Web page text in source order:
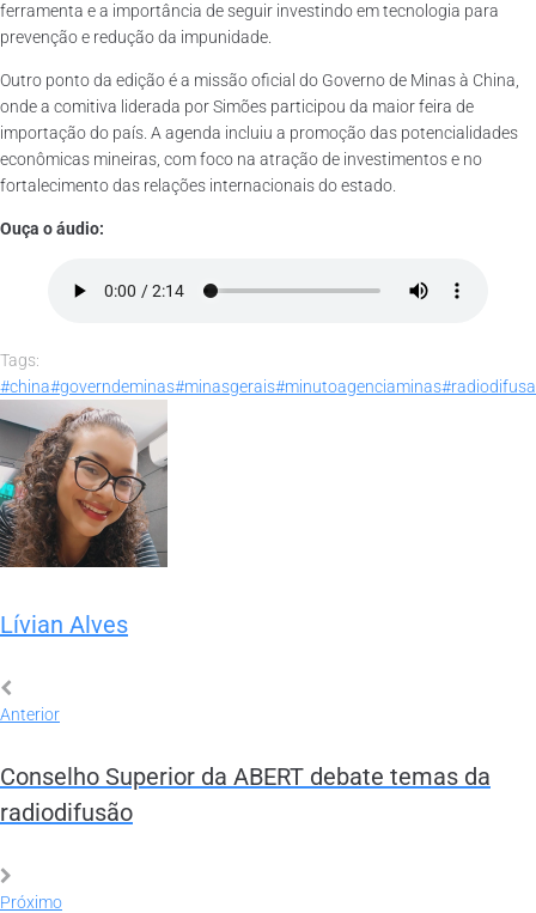
ferramenta e a importância de seguir investindo em tecnologia para
prevenção e redução da impunidade.
Outro ponto da edição é a missão oficial do Governo de Minas à China,
onde a comitiva liderada por Simões participou da maior feira de
importação do país. A agenda incluiu a promoção das potencialidades
econômicas mineiras, com foco na atração de investimentos e no
fortalecimento das relações internacionais do estado.
Ouça o áudio:
Tags:
#china#governdeminas#minasgerais#minutoagenciaminas
Lívian Alves
Anterior
Conselho Superior da ABERT debate temas da
radiodifusão
Próximo